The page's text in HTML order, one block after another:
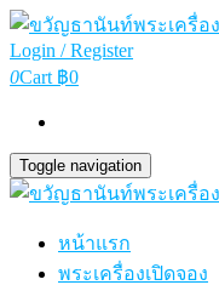
Login / Register
0Cart ฿0
Toggle navigation
หน้าแรก
พระเครื่องเปิดจอง